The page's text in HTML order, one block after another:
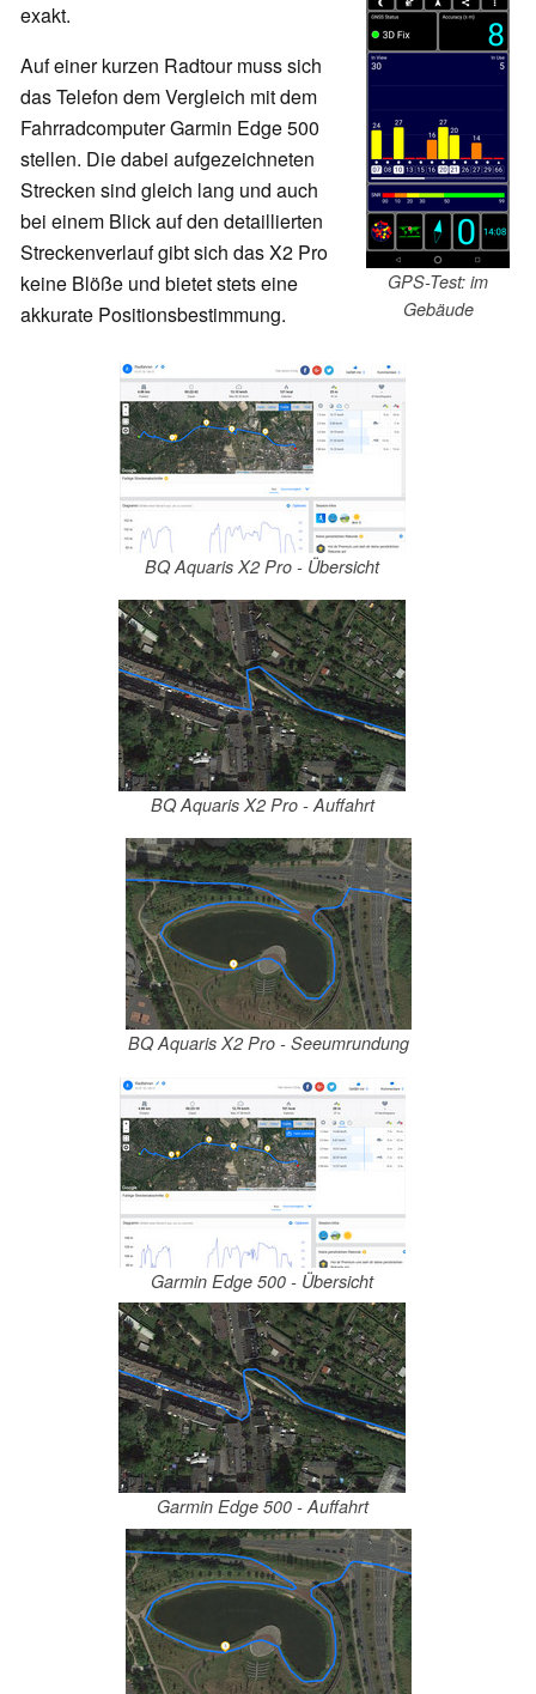
GPS-Test: im
Gebäude
exakt.
Auf einer kurzen Radtour muss sich
das Telefon dem Vergleich mit dem
Fahrradcomputer Garmin Edge 500
stellen. Die dabei aufgezeichneten
Strecken sind gleich lang und auch
bei einem Blick auf den detaillierten
Streckenverlauf gibt sich das X2 Pro
keine Blöße und bietet stets eine
akkurate Positionsbestimmung.
BQ Aquaris X2 Pro - Übersicht
BQ Aquaris X2 Pro - Auffahrt
BQ Aquaris X2 Pro - Seeumrundung
Garmin Edge 500 - Übersicht
Garmin Edge 500 - Auffahrt